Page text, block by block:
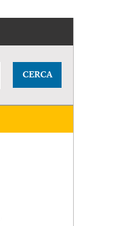
CERCA